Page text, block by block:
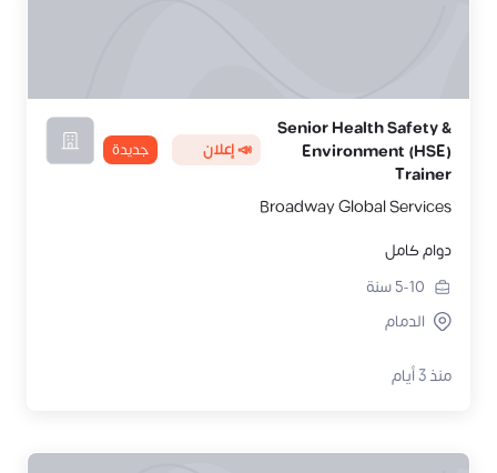
Senior Health Safety &
Environment (HSE)
Trainer
📣 إعلان جديدة
Broadway Global Services
دوام كامل
5-10سنة
الدمام
منذ 3 أيام